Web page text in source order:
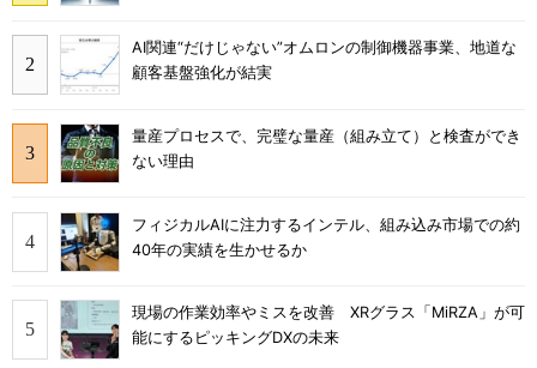
AI関連“だけじゃない”オムロンの制御機器事業、地道な
顧客基盤強化が結実
量産プロセスで、完璧な量産（組み立て）と検査ができ
ない理由
フィジカルAIに注力するインテル、組み込み市場での約
40年の実績を生かせるか
現場の作業効率やミスを改善 XRグラス「MiRZA」が可
能にするピッキングDXの未来